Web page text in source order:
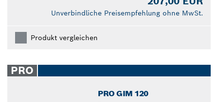
Unverbindliche Preisempfehlung ohne MwSt.
Produkt vergleichen
PRO
PRO GIM 120